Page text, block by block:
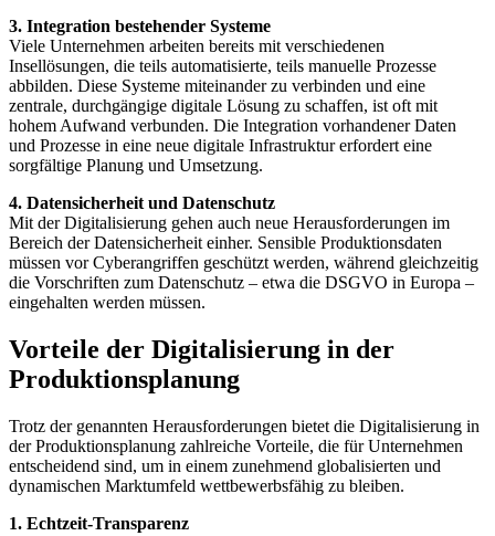
3. Integration bestehender Systeme
Viele Unternehmen arbeiten bereits mit verschiedenen
Insellösungen, die teils automatisierte, teils manuelle Prozesse
abbilden. Diese Systeme miteinander zu verbinden und eine
zentrale, durchgängige digitale Lösung zu schaffen, ist oft mit
hohem Aufwand verbunden. Die Integration vorhandener Daten
und Prozesse in eine neue digitale Infrastruktur erfordert eine
sorgfältige Planung und Umsetzung.
4. Datensicherheit und Datenschutz
Mit der Digitalisierung gehen auch neue Herausforderungen im
Bereich der Datensicherheit einher. Sensible Produktionsdaten
müssen vor Cyberangriffen geschützt werden, während gleichzeitig
die Vorschriften zum Datenschutz – etwa die DSGVO in Europa –
eingehalten werden müssen.
Vorteile der Digitalisierung in der
Produktionsplanung
Trotz der genannten Herausforderungen bietet die Digitalisierung in
der Produktionsplanung zahlreiche Vorteile, die für Unternehmen
entscheidend sind, um in einem zunehmend globalisierten und
dynamischen Marktumfeld wettbewerbsfähig zu bleiben.
1. Echtzeit-Transparenz